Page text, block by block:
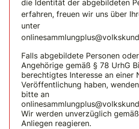
die Identität der abgebildeten
erfahren, freuen wir uns über
unter
Falls abgebildete Personen
Angehörige gemäß § 78 UrhG
berechtigtes Interesse an einer
Veröffentlichung haben,
bitte an
Wir werden unverzüglich
Anliegen reagieren.